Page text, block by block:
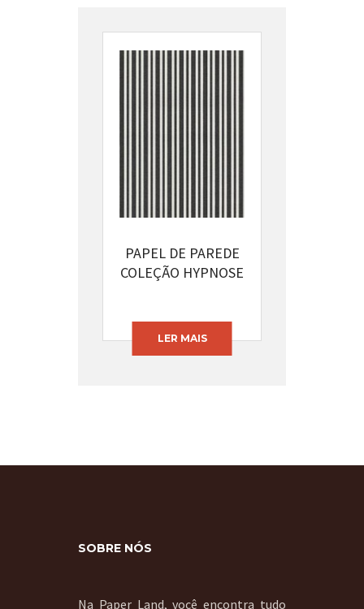
PAPEL DE PAREDE
COLEÇÃO HYPNOSE
LER MAIS
SOBRE NÓS
Na Paper Land, você encontra tudo